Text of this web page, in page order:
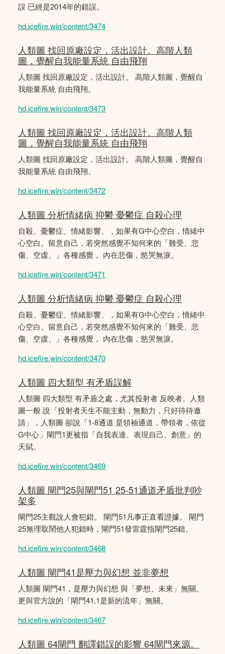
誤 已經是2014年的錯誤。
hd.icefire.win/content/3474
人類圖 找回原廠設定，活出設計。高階人類
圖，覺醒自我能量系統 自由飛翔
人類圖 找回原廠設定，活出設計。 高階人類圖，覺醒自
我能量系統 自由飛翔。
hd.icefire.win/content/3473
人類圖 找回原廠設定，活出設計。高階人類
圖，覺醒自我能量系統 自由飛翔
人類圖 找回原廠設定，活出設計。 高階人類圖，覺醒自
我能量系統 自由飛翔。
hd.icefire.win/content/3472
人類圖 分析情緒病 抑鬱 憂鬱症 自殺心理
自殺、憂鬱症、情緒影響、，如果有G中心空白，情緒中
心空白。留意自己，若突然感覺不知何來的「難受、悲
傷、空虛、」各種感覺， 內在悲傷，慾哭無淚。
hd.icefire.win/content/3471
人類圖 分析情緒病 抑鬱 憂鬱症 自殺心理
自殺、憂鬱症、情緒影響、，如果有G中心空白，情緒中
心空白。留意自己，若突然感覺不知何來的「難受、悲
傷、空虛、」各種感覺， 內在悲傷，慾哭無淚。
hd.icefire.win/content/3470
人類圖 四大類型 有矛盾誤解
人類圖 四大類型 有矛盾之處，尤其投射者 反映者。人類
圖一般 說「投射者天生不能主動，無動力，只好待待邀
請」，人類圖 卻說「1-8通道 是領袖通道，帶領者，依從
G中心」閘門1更被指「自我表達、表現自己、創意」的
天賦。
hd.icefire.win/content/3469
人類圖 閘門25與閘門51 25-51通道矛盾批判吵
架多
閘門25主觀說人會犯錯。 閘門51凡事正直看證據。 閘門
25無理取鬧他人犯錯時，閘門51發雷霆指閘門25錯。
hd.icefire.win/content/3468
人類圖 閘門41是壓力與幻想 並非夢想
人類圖 閘門41，是壓力與幻想 與「夢想、未來」無關。
更與官方說的「閘門41.1是新的流年」無關。
hd.icefire.win/content/3467
人類圖 64閘門 翻譯錯誤的影響 64閘門來源。